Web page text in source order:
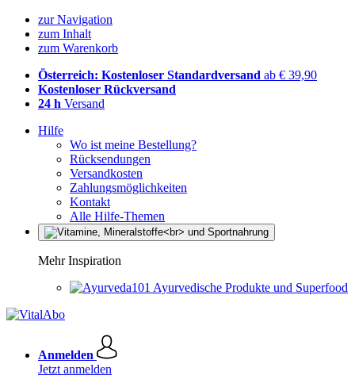
zur Navigation
zum Inhalt
zum Warenkorb
Österreich: Kostenloser Standardversand ab € 39,90
Kostenloser Rückversand
24 h Versand
Hilfe
Wo ist meine Bestellung?
Rücksendungen
Versandkosten
Zahlungsmöglichkeiten
Kontakt
Alle Hilfe-Themen
Mehr Inspiration
Ayurvedische Produkte und Superfood
Anmelden
Jetzt anmelden